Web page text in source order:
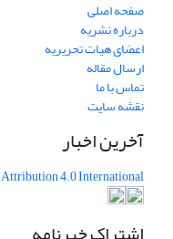
صفحه اصلی
درباره نشریه
اعضای هیات تحریریه
ارسال مقاله
تماس با ما
نقشه سایت
آخرین اخبار
Attribution 4.0 International